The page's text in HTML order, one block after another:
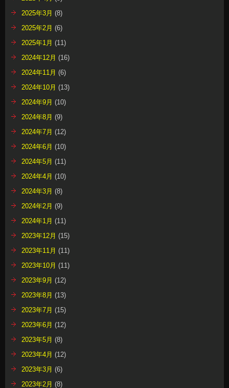
2025年3月 (8)
2025年2月 (6)
2025年1月 (11)
2024年12月 (16)
2024年11月 (6)
2024年10月 (13)
2024年9月 (10)
2024年8月 (9)
2024年7月 (12)
2024年6月 (10)
2024年5月 (11)
2024年4月 (10)
2024年3月 (8)
2024年2月 (9)
2024年1月 (11)
2023年12月 (15)
2023年11月 (11)
2023年10月 (11)
2023年9月 (12)
2023年8月 (13)
2023年7月 (15)
2023年6月 (12)
2023年5月 (8)
2023年4月 (12)
2023年3月 (6)
2023年2月 (8)